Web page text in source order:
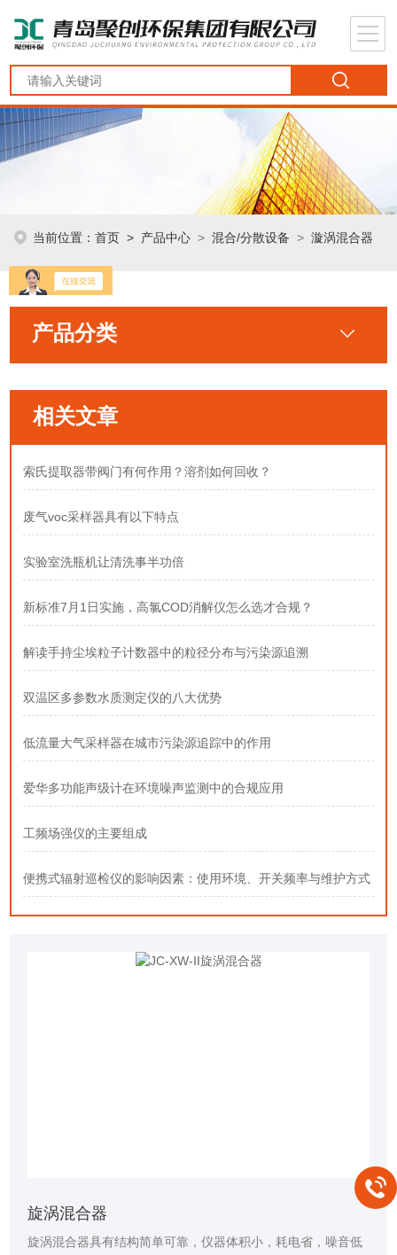
当前位置：首页 > 产品中心 >混合/分散设备 >漩涡混合器
产品分类
相关文章
索氏提取器带阀门有何作用？溶剂如何回收？
废气voc采样器具有以下特点
实验室洗瓶机让清洗事半功倍
新标准7月1日实施，高氯COD消解仪怎么选才合规？
解读手持尘埃粒子计数器中的粒径分布与污染源追溯
双温区多参数水质测定仪的八大优势
低流量大气采样器在城市污染源追踪中的作用
爱华多功能声级计在环境噪声监测中的合规应用
工频场强仪的主要组成
便携式辐射巡检仪的影响因素：使用环境、开关频率与维护方式
旋涡混合器
旋涡混合器具有结构简单可靠，仪器体积小，耗电省，噪音低